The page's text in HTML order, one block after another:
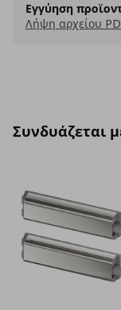
Εγγύηση
Λήψη αρχείου
Συνδυάζεται